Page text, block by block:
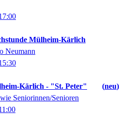
Mülheim-Kärlich
Neumann
Kärlich - "St. Peter"
neu
Seniorinnen/Senioren